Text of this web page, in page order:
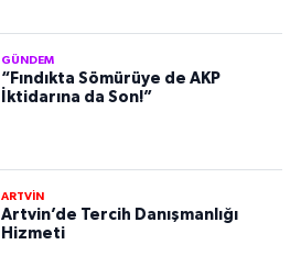
GÜNDEM
“Fındıkta Sömürüye de AKP
İktidarına da Son!”
ARTVİN
Artvin’de Tercih Danışmanlığı
Hizmeti